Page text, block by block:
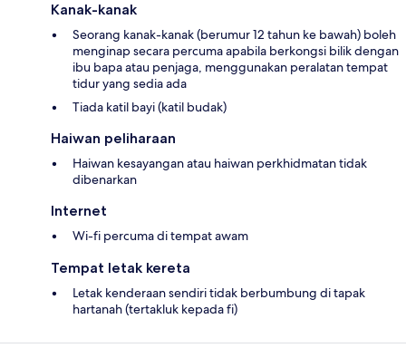
Kanak-kanak
Seorang kanak-kanak (berumur 12 tahun ke bawah) boleh
menginap secara percuma apabila berkongsi bilik dengan
ibu bapa atau penjaga, menggunakan peralatan tempat
tidur yang sedia ada
Tiada katil bayi (katil budak)
Haiwan peliharaan
Haiwan kesayangan atau haiwan perkhidmatan tidak
dibenarkan
Internet
Wi-fi percuma di tempat awam
Tempat letak kereta
Letak kenderaan sendiri tidak berbumbung di tapak
hartanah (tertakluk kepada fi)